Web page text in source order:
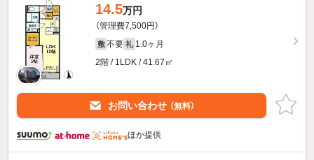
14.5万円
（管理費7,500円）
敷 不要 礼 1.0ヶ月
2階 / 1LDK / 41.67㎡
お問い合わせ （無料）
ほか提供